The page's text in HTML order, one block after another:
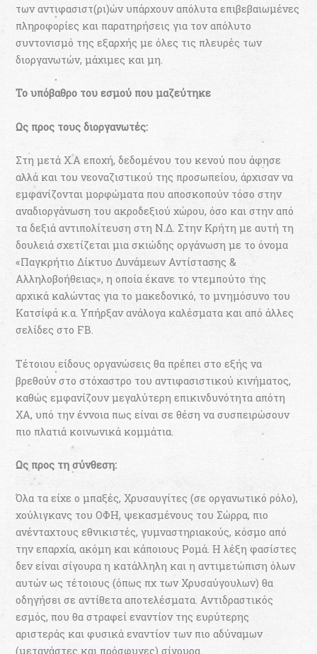
των αντιφασιστ(ρι)ών υπάρχουν απόλυτα επιβεβαιωμένες
πληροφορίες και παρατηρήσεις για τον απόλυτο
συντονισμό της εξαρχής με όλες τις πλευρές των
διοργανωτών, μάχιμες και μη.
Το υπόβαθρο του εσμού που μαζεύτηκε
Ως προς τους διοργανωτές:
Στη μετά Χ.Α εποχή, δεδομένου του κενού που άφησε
αλλά και του νεοναζιστικού της προσωπείου, άρχισαν να
εμφανίζονται μορφώματα που αποσκοπούν τόσο στην
αναδιοργάνωση του ακροδεξιού χώρου, όσο και στην από
τα δεξιά αντιπολίτευση στη Ν.Δ. Στην Κρήτη με αυτή τη
δουλειά σχετίζεται μια σκιώδης οργάνωση με το όνομα
«Παγκρήτιο Δίκτυο Δυνάμεων Αντίστασης &
Αλληλοβοήθειας», η οποία έκανε το ντεμπούτο της
αρχικά καλώντας για το μακεδονικό, το μνημόσυνο του
Κατσίφα κ.α. Υπήρξαν ανάλογα καλέσματα και από άλλες
σελίδες στο FB.
Τέτοιου είδους οργανώσεις θα πρέπει στο εξής να
βρεθούν στο στόχαστρο του αντιφασιστικού κινήματος,
καθώς εμφανίζουν μεγαλύτερη επικινδυνότητα απότη
ΧΑ, υπό την έννοια πως είναι σε θέση να συσπειρώσουν
πιο πλατιά κοινωνικά κομμάτια.
Ως προς τη σύνθεση:
Όλα τα είχε ο μπαξές, Χρυσαυγίτες (σε οργανωτικό ρόλο),
χούλιγκανς του ΟΦΗ, ψεκασμένους του Σώρρα, πιο
ανένταχτους εθνικιστές, γυμναστηριακούς, κόσμο από
την επαρχία, ακόμη και κάποιους Ρομά. Η λέξη φασίστες
δεν είναι σίγουρα η κατάλληλη και η αντιμετώπιση όλων
αυτών ως τέτοιους (όπως πχ των Χρυσαύγουλων) θα
οδηγήσει σε αντίθετα αποτελέσματα. Αντιδραστικός
εσμός, που θα στραφεί εναντίον της ευρύτερης
αριστεράς και φυσικά εναντίον των πιο αδύναμων
(μετανάστες και πρόσφυγες) σίγουρα.